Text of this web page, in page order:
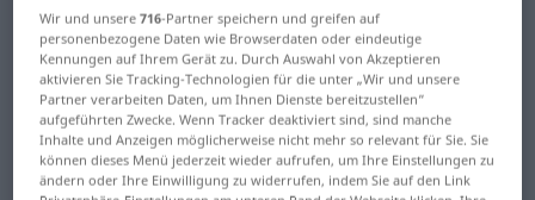
Schwedisch-Deutsch Wörterbuch blinka
Schwedisch-Deutsch Übersetzung
für "blinka"
"blinka" Deutsch Übersetzung
Wir und unsere716-Partner speichern und greifen auf
personenbezogene Daten wie Browserdaten oder eindeutige
Kennungen auf Ihrem Gerät zu. Durch Auswahl von Akzeptieren
aktivieren Sie Tracking-Technologien für die unter „Wir und unsere
Partner verarbeiten Daten, um Ihnen Dienste bereitzustellen“
aufgeführten Zwecke. Wenn Tracker deaktiviert sind, sind manche
Inhalte und Anzeigen möglicherweise nicht mehr so relevant für Sie. Sie
können dieses Menü jederzeit wieder aufrufen, um Ihre Einstellungen zu
ändern oder Ihre Einwilligung zu widerrufen, indem Sie auf den Link